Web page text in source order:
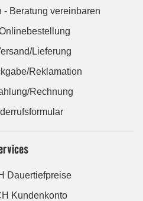
- Beratung vereinbaren
Lieferung
Reklamation
Rechnung
Dauertiefpreise
Kundenkonto